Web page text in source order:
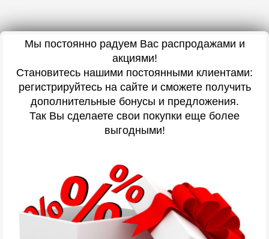
Мы постоянно радуем Вас распродажами и
акциями!
Становитесь нашими постоянными клиентами:
регистрируйтесь на сайте и сможете получить
дополнительные бонусы и предложения.
Так Вы сделаете свои покупки еще более
выгодными!